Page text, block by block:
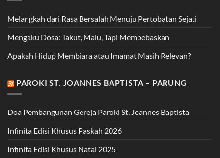
Melangkah dari Rasa Bersalah Menuju Pertobatan Sejati
Mengaku Dosa: Takut, Malu, Tapi Membebaskan
Apakah Hidup Membiara atau Imamat Masih Relevan?
PAROKI ST. JOANNES BAPTISTA – PARUNG
Doa Pembangunan Gereja Paroki St. Joannes Baptista
Infinita Edisi Khusus Paskah 2026
Infinita Edisi Khusus Natal 2025